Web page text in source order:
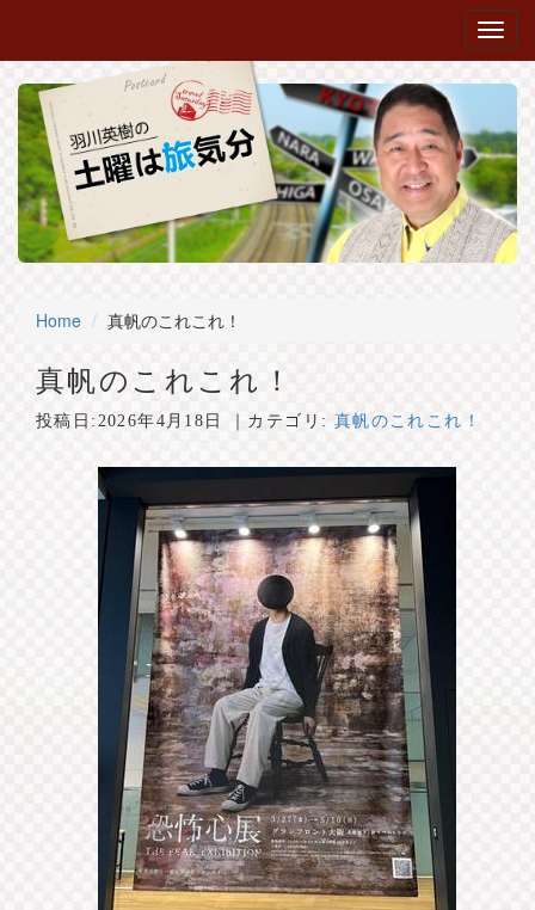
Home 真帆のこれこれ！
真帆のこれこれ！
投稿日: 2026年4月18日 ｜カテゴリ: 真帆のこれこれ！